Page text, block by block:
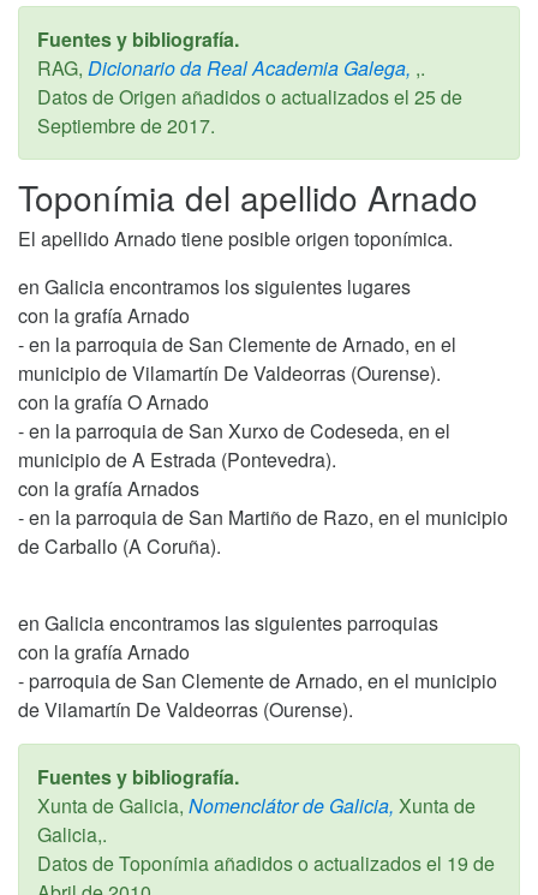
Fuentes y bibliografía.
RAG, Dicionario da Real Academia Galega, ,.
Datos de Origen añadidos o actualizados el 25 de
Septiembre de 2017.
Toponímia del apellido Arnado
El apellido Arnado tiene posible origen toponímica.
en Galicia encontramos los siguientes lugares
con la grafía Arnado
- en la parroquia de San Clemente de Arnado, en el
municipio de Vilamartín De Valdeorras (Ourense).
con la grafía O Arnado
- en la parroquia de San Xurxo de Codeseda, en el
municipio de A Estrada (Pontevedra).
con la grafía Arnados
- en la parroquia de San Martiño de Razo, en el municipio
de Carballo (A Coruña).
en Galicia encontramos las siguientes parroquias
con la grafía Arnado
- parroquia de San Clemente de Arnado, en el municipio
de Vilamartín De Valdeorras (Ourense).
Fuentes y bibliografía.
Xunta de Galicia, Nomenclátor de Galicia, Xunta de
Galicia,.
Datos de Toponímia añadidos o actualizados el 19 de